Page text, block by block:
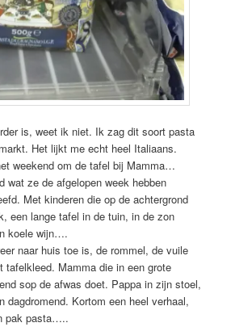
is, weet ik niet. Ik zag dit soort pasta
Het lijkt me echt heel Italiaans.
weekend om de tafel bij Mamma…
wat ze de afgelopen week hebben
Met kinderen die op de achtergrond
een lange tafel in de tuin, in de zon
koele wijn….
naar huis toe is, de rommel, de vuile
tafelkleed. Mamma die in een grote
sop de afwas doet. Pappa in zijn stoel,
dagdromend. Kortom een heel verhaal,
pak pasta…..